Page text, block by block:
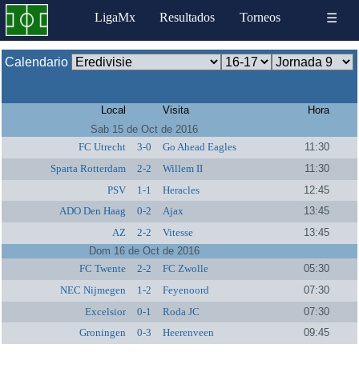
LigaMx Resultados Torneos ☰
Calendario
Local Visita
Hora
Sab 15 de Oct de 2016
FC Utrecht
3-0 Go Ahead Eagles
11:30
Sparta Rotterdam
2-2 Willem II
11:30
PSV
1-1 Heracles
12:45
ADO Den Haag
0-2 Ajax
13:45
AZ
2-2 Vitesse
13:45
Dom 16 de Oct de 2016
FC Twente
2-2 FC Zwolle
05:30
NEC Nijmegen
1-2 Feyenoord
07:30
Excelsior
0-1 Roda JC
07:30
Groningen
0-3 Heerenveen 09:45